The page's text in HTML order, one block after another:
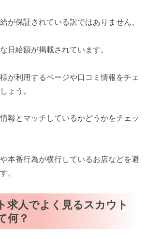
が保証されている訳ではありません。
日給額が掲載されています。
が利用するページや口コミ情報をチェ
ょう。
報とマッチしているかどうかをチェッ
本番行為が横行しているお店などを避
。
求人でよく見るスカウト
何？